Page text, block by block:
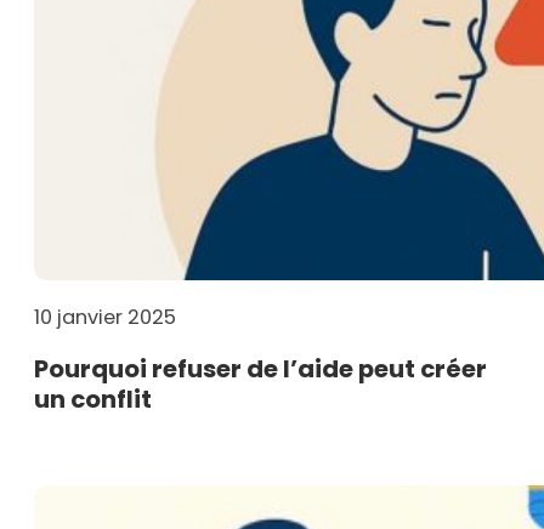
10 janvier 2025
Pourquoi refuser de l’aide peut créer
un conflit